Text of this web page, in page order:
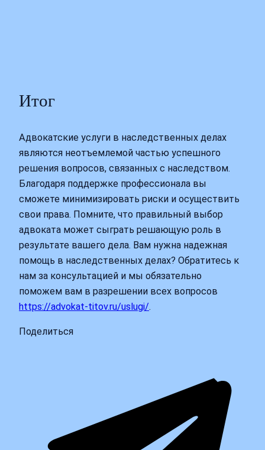
Итог
Адвокатские услуги в наследственных делах
являются неотъемлемой частью успешного
решения вопросов, связанных с наследством.
Благодаря поддержке профессионала вы
сможете минимизировать риски и осуществить
свои права. Помните, что правильный выбор
адвоката может сыграть решающую роль в
результате вашего дела. Вам нужна надежная
помощь в наследственных делах? Обратитесь к
нам за консультацией и мы обязательно
поможем вам в разрешении всех вопросов
https://advokat-titov.ru/uslugi/.
Поделиться